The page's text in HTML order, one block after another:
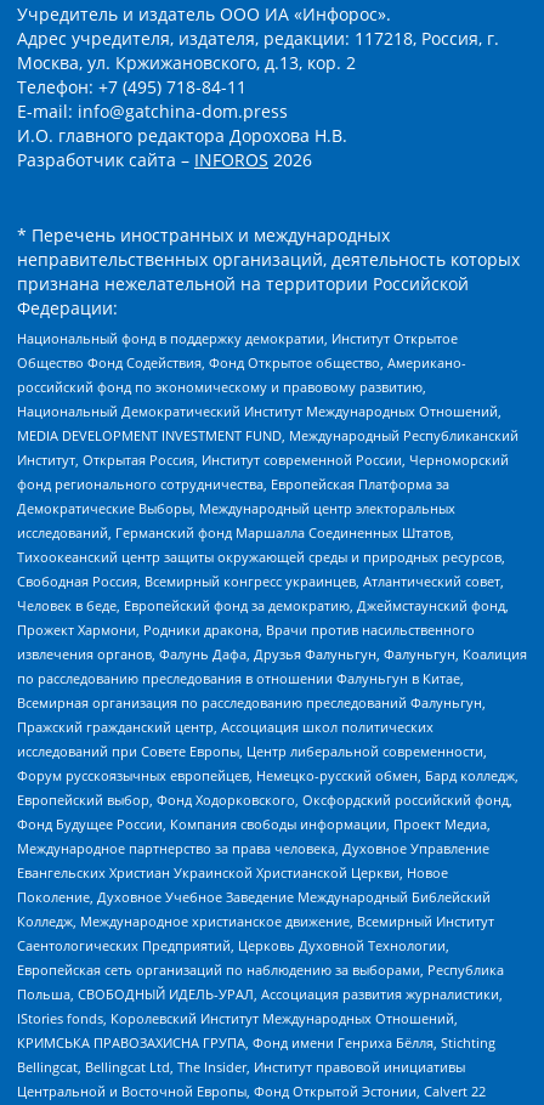
Учредитель и издатель ООО ИА «Инфорос».
Адрес учредителя, издателя, редакции: 117218, Россия, г.
Москва, ул. Кржижановского, д.13, кор. 2
Телефон: +7 (495) 718-84-11
E-mail: info@gatchina-dom.press
И.О. главного редактора Дорохова Н.В.
Разработчик сайта – INFOROS 2026
* Перечень иностранных и международных
неправительственных организаций, деятельность которых
признана нежелательной на территории Российской
Федерации:
Национальный фонд в поддержку демократии, Институт Открытое
Общество Фонд Содействия, Фонд Открытое общество, Американо-
российский фонд по экономическому и правовому развитию,
Национальный Демократический Институт Международных Отношений,
MEDIA DEVELOPMENT INVESTMENT FUND, Международный Республиканский
Институт, Открытая Россия, Институт современной России, Черноморский
фонд регионального сотрудничества, Европейская Платформа за
Демократические Выборы, Международный центр электоральных
исследований, Германский фонд Маршалла Соединенных Штатов,
Тихоокеанский центр защиты окружающей среды и природных ресурсов,
Свободная Россия, Всемирный конгресс украинцев, Атлантический совет,
Человек в беде, Европейский фонд за демократию, Джеймстаунский фонд,
Прожект Хармони, Родники дракона, Врачи против насильственного
извлечения органов, Фалунь Дафа, Друзья Фалуньгун, Фалуньгун, Коалиция
по расследованию преследования в отношении Фалуньгун в Китае,
Всемирная организация по расследованию преследований Фалуньгун,
Пражский гражданский центр, Ассоциация школ политических
исследований при Совете Европы, Центр либеральной современности,
Форум русскоязычных европейцев, Немецко-русский обмен, Бард колледж,
Европейский выбор, Фонд Ходорковского, Оксфордский российский фонд,
Фонд Будущее России, Компания свободы информации, Проект Медиа,
Международное партнерство за права человека, Духовное Управление
Евангельских Христиан Украинской Христианской Церкви, Новое
Поколение, Духовное Учебное Заведение Международный Библейский
Колледж, Международное христианское движение, Всемирный Институт
Саентологических Предприятий, Церковь Духовной Технологии,
Европейская сеть организаций по наблюдению за выборами, Республика
Польша, СВОБОДНЫЙ ИДЕЛЬ-УРАЛ, Ассоциация развития журналистики,
IStories fonds, Королевский Институт Международных Отношений,
КРИМСЬКА ПРАВОЗАХИСНА ГРУПА, Фонд имени Генриха Бёлля, Stichting
Bellingcat, Bellingcat Ltd, The Insider, Институт правовой инициативы
Центральной и Восточной Европы, Фонд Открытой Эстонии, Calvert 22